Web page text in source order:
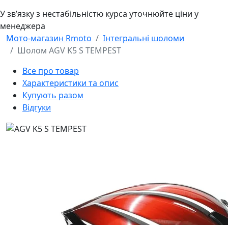
У звʼязку з нестабільністю курса уточнюйте ціни у
менеджера
Мото-магазин Rmoto
Інтегральні шоломи
Шолом AGV K5 S TEMPEST
Все про товар
Характеристики та опис
Купують разом
Відгуки